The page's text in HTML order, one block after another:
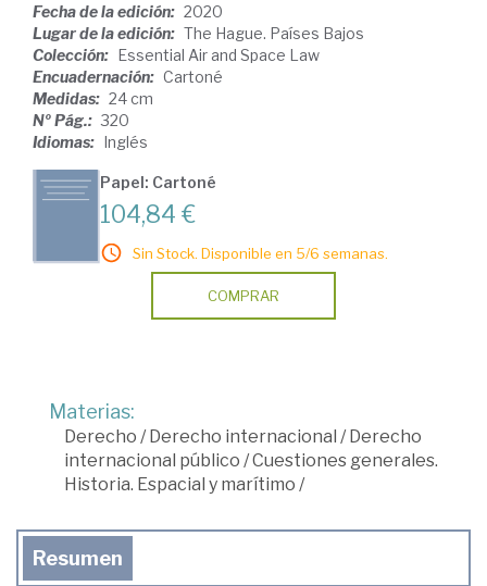
Fecha de la edición: 2020
Lugar de la edición: The Hague. Países Bajos
Colección: Essential Air and Space Law
Encuadernación: Cartoné
Medidas: 24 cm
Nº Pág.: 320
Idiomas: Inglés
Papel: Cartoné
104,84 €
Sin Stock. Disponible en 5/6 semanas.
COMPRAR
Materias:
Derecho /Derecho internacional /Derecho
internacional público /Cuestiones generales.
Historia. Espacial y marítimo /
Resumen